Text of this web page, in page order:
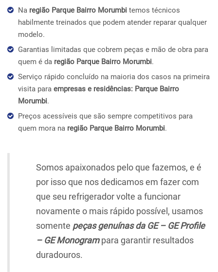
Na região Parque Bairro Morumbi temos técnicos
habilmente treinados que podem atender reparar qualquer
modelo.
Garantias limitadas que cobrem peças e mão de obra para
quem é da região Parque Bairro Morumbi.
Serviço rápido concluído na maioria dos casos na primeira
visita para empresas e residências: Parque Bairro
Morumbi.
Preços acessíveis que são sempre competitivos para
quem mora na região Parque Bairro Morumbi.
Somos apaixonados pelo que fazemos, e é
por isso que nos dedicamos em fazer com
que seu refrigerador volte a funcionar
novamente o mais rápido possível, usamos
somente peças genuínas da GE – GE Profile
– GE Monogrampara garantir resultados
duradouros.